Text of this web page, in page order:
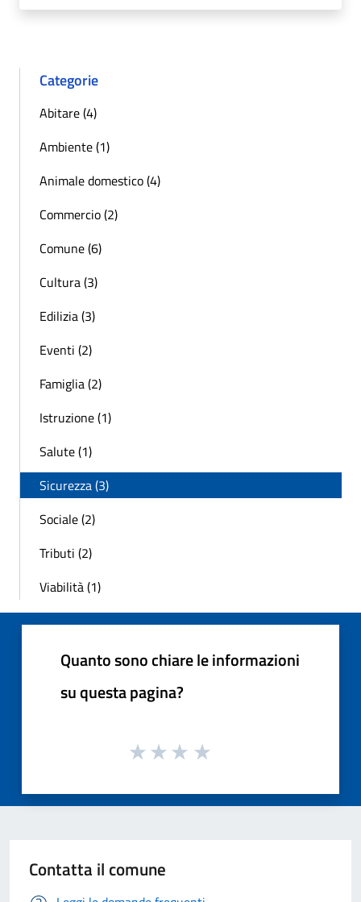
Categorie
Abitare (4)
Ambiente (1)
Animale domestico (4)
Commercio (2)
Comune (6)
Cultura (3)
Edilizia (3)
Eventi (2)
Famiglia (2)
Istruzione (1)
Salute (1)
Sicurezza (3)
Sociale (2)
Tributi (2)
Viabilità (1)
Quanto sono chiare le informazioni
su questa pagina?
Contatta il comune